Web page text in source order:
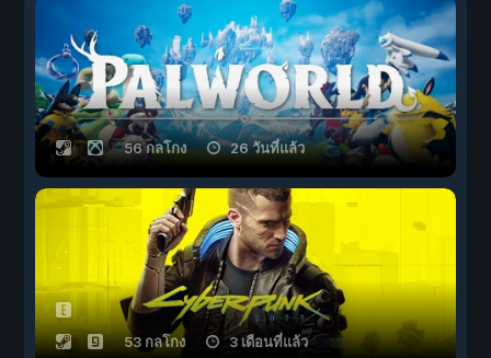
56 กลโกง 26 วันที่แล้ว
53 กลโกง 3 เดือนที่แล้ว